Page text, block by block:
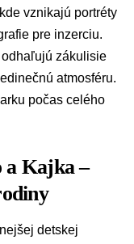
vznikajú portréty
pre inzerciu.
odhaľujú zákulisie
atmosféru.
počas celého
a Kajka –
detskej